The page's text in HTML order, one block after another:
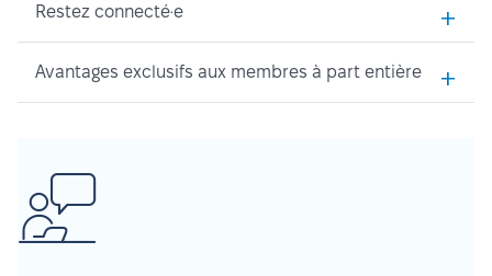
Restez connecté·e +
Avantages exclusifs aux membres à part entière +